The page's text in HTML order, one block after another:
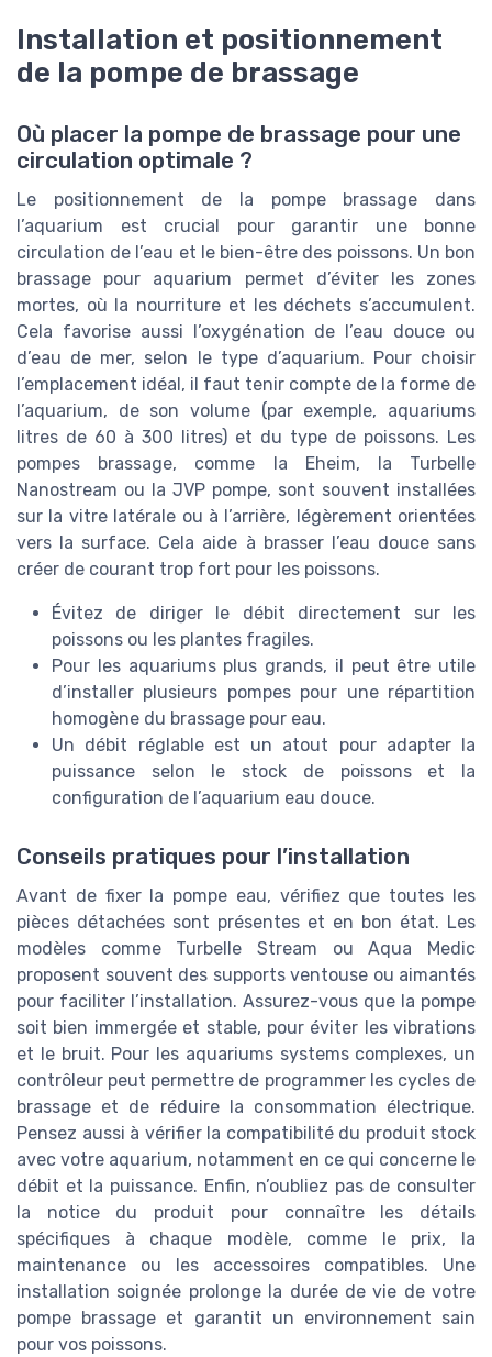
Installation et positionnement
de la pompe de brassage
Où placer la pompe de brassage pour une
circulation optimale ?
Le positionnement de la pompe brassage dans
l’aquarium est crucial pour garantir une bonne
circulation de l’eau et le bien-être des poissons. Un bon
brassage pour aquarium permet d’éviter les zones
mortes, où la nourriture et les déchets s’accumulent.
Cela favorise aussi l’oxygénation de l’eau douce ou
d’eau de mer, selon le type d’aquarium. Pour choisir
l’emplacement idéal, il faut tenir compte de la forme de
l’aquarium, de son volume (par exemple, aquariums
litres de 60 à 300 litres) et du type de poissons. Les
pompes brassage, comme la Eheim, la Turbelle
Nanostream ou la JVP pompe, sont souvent installées
sur la vitre latérale ou à l’arrière, légèrement orientées
vers la surface. Cela aide à brasser l’eau douce sans
créer de courant trop fort pour les poissons.
Évitez de diriger le débit directement sur les
poissons ou les plantes fragiles.
Pour les aquariums plus grands, il peut être utile
d’installer plusieurs pompes pour une répartition
homogène du brassage pour eau.
Un débit réglable est un atout pour adapter la
puissance selon le stock de poissons et la
configuration de l’aquarium eau douce.
Conseils pratiques pour l’installation
Avant de fixer la pompe eau, vérifiez que toutes les
pièces détachées sont présentes et en bon état. Les
modèles comme Turbelle Stream ou Aqua Medic
proposent souvent des supports ventouse ou aimantés
pour faciliter l’installation. Assurez-vous que la pompe
soit bien immergée et stable, pour éviter les vibrations
et le bruit. Pour les aquariums systems complexes, un
contrôleur peut permettre de programmer les cycles de
brassage et de réduire la consommation électrique.
Pensez aussi à vérifier la compatibilité du produit stock
avec votre aquarium, notamment en ce qui concerne le
débit et la puissance. Enfin, n’oubliez pas de consulter
la notice du produit pour connaître les détails
spécifiques à chaque modèle, comme le prix, la
maintenance ou les accessoires compatibles. Une
installation soignée prolonge la durée de vie de votre
pompe brassage et garantit un environnement sain
pour vos poissons.